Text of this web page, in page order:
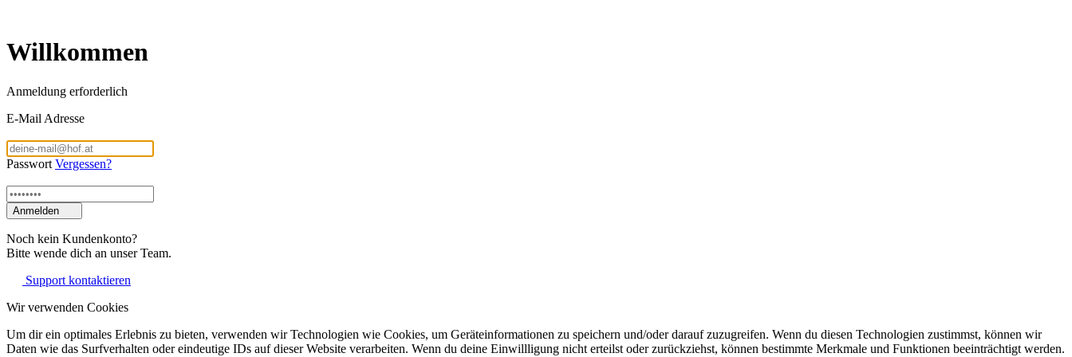
Willkommen
Anmeldung erforderlich
E-Mail Adresse
Passwort Vergessen?
Anmelden
Noch kein Kundenkonto?
Bitte wende dich an unser Team.
Support kontaktieren
Wir verwenden Cookies
Um dir ein optimales Erlebnis zu bieten, verwenden wir Technologien wie Cookies, um Geräteinformationen zu speichern und/oder darauf zuzugreifen. Wenn du diesen Technologien zustimmst, können wir
Daten wie das Surfverhalten oder eindeutige IDs auf dieser Website verarbeiten. Wenn du deine Einwillligung nicht erteilst oder zurückziehst, können bestimmte Merkmale und Funktionen beeinträchtigt werden.